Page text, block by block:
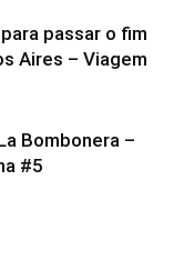
passar o fim
Aires – Viagem
Bombonera –
#5